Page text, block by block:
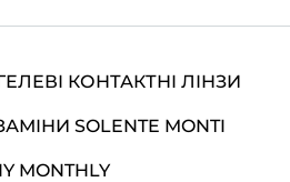
КОНТАКТНІ ЛІНЗИ
SOLENTE MONTI
MONTHLY